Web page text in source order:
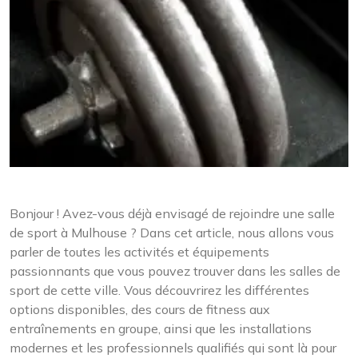
Bonjour ! Avez-vous déjà envisagé de rejoindre une salle
de sport à Mulhouse ? Dans cet article, nous allons vous
parler de toutes les activités et équipements
passionnants que vous pouvez trouver dans les salles de
sport de cette ville. Vous découvrirez les différentes
options disponibles, des cours de fitness aux
entraînements en groupe, ainsi que les installations
modernes et les professionnels qualifiés qui sont là pour